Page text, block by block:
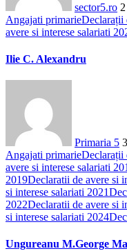
sector5.ro
Angajati primarieDeclarații
avere si interese salariati
Ilie C. Alexandru
Primaria 5
Angajati primarieDeclarații
avere si interese salariati
2019Declaratii de avere si
si interese salariati 2021
2022Declaratii de avere si
si interese salariati 2024
Ungureanu M.George